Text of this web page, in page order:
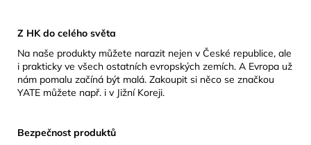
Z HK do celého světa
Na naše produkty můžete narazit nejen v České republice, ale
i prakticky ve všech ostatních evropských zemích. A Evropa už
nám pomalu začíná být malá. Zakoupit si něco se značkou
YATE můžete např. i v Jižní Koreji.
Bezpečnost produktů